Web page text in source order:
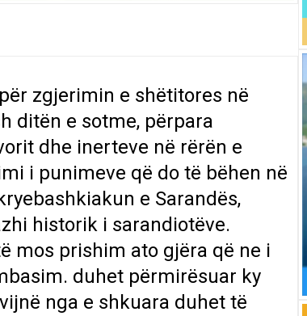
zgjerimin e shëtitores në
ditën e sotme, përpara
dhe inerteve në rërën e
i punimeve që do të bëhen në
e Sarandës,
historik i sarandiotëve.
mos prishim ato gjëra që ne i
duhet përmirësuar ky
nga e shkuara duhet të